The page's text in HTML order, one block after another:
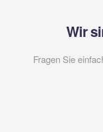
Wir
Fragen Sie